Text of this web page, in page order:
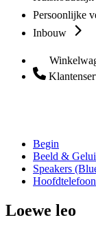
Persoonlijke
Inbouw
Begin
Beeld &
Speakers
Loewe leo